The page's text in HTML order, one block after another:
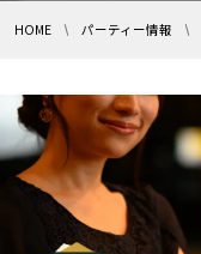
HOME パーティー情報